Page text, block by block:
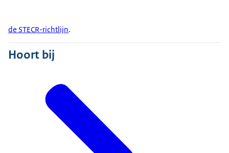
de STECR-richtlijn.
Hoort bij